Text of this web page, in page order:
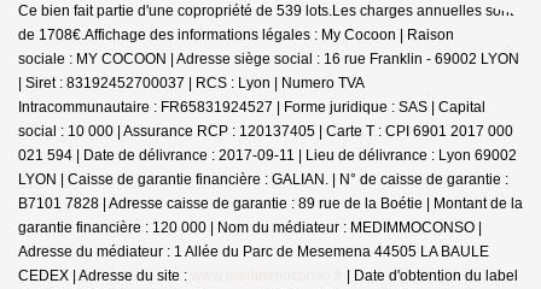
Ce bien fait partie d'une copropriété de 539 lots.Les charges annuelles sont
de 1708€.Affichage des informations légales : My Cocoon | Raison
sociale : MY COCOON | Adresse siège social : 16 rue Franklin - 69002 LYON
| Siret : 83192452700037 | RCS : Lyon | Numero TVA
Intracommunautaire : FR65831924527 | Forme juridique : SAS | Capital
social : 10 000 | Assurance RCP : 120137405 | Carte T : CPI 6901 2017 000
021 594 | Date de délivrance : 2017-09-11 | Lieu de délivrance : Lyon 69002
LYON | Caisse de garantie financière : GALIAN. | N° de caisse de garantie :
B7101 7828 | Adresse caisse de garantie : 89 rue de la Boétie | Montant de la
garantie financière : 120 000 | Nom du médiateur : MEDIMMOCONSO |
Adresse du médiateur : 1 Allée du Parc de Mesemena 44505 LA BAULE
CEDEX | Adresse du site :
| Date d'obtention du label